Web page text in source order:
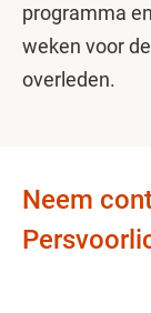
programma
weken voor
overleden.
Neem